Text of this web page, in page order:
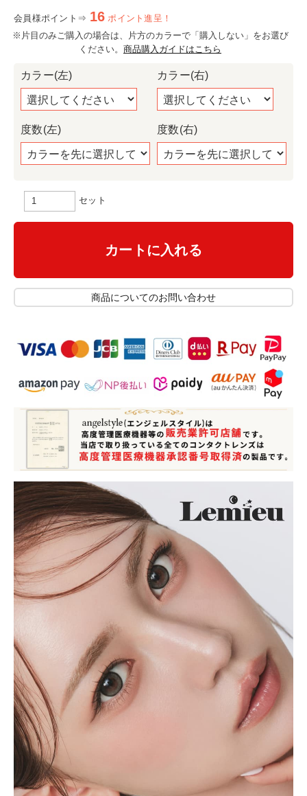
会員様ポイント⇒ 16 ポイント進呈！
※片目のみご購入の場合は、片方のカラーで「購入しない」をお選び
ください。 商品購入ガイドはこちら
カラー(左)
度数(左)
カラー(右)
度数(右)
セット
カートに入れる
商品についてのお問い合わせ